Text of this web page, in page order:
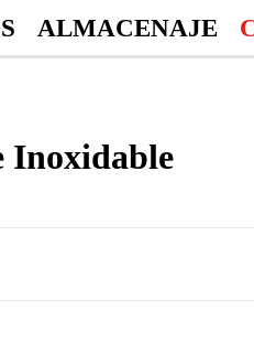
ALMACENAJE
Inoxidable